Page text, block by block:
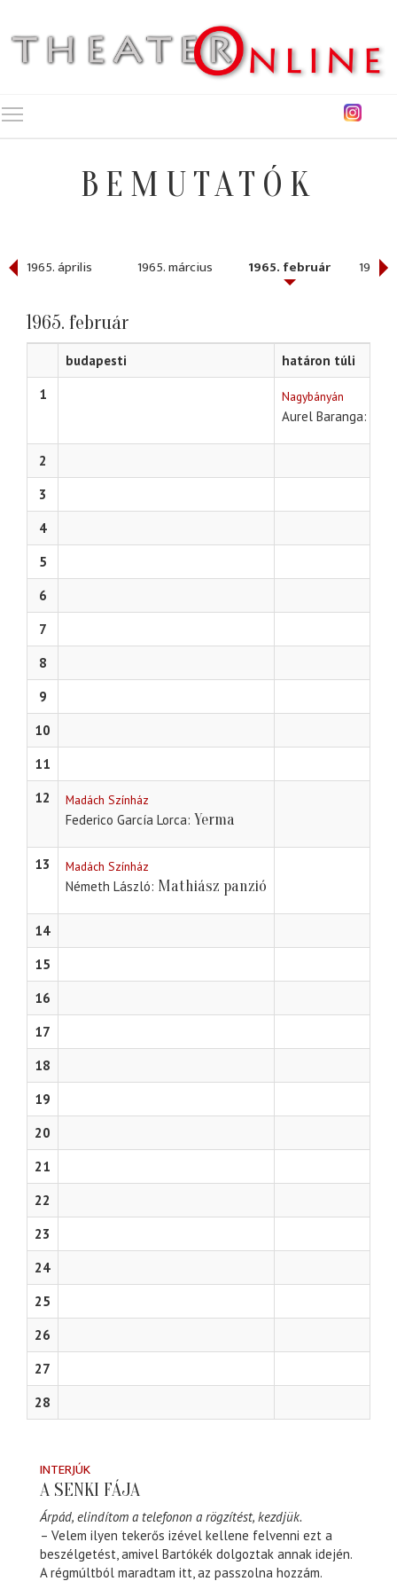
BEMUTATÓK
1965. április 1965. március 1965. február 1965.
1965. február
budapesti
határon túli
1
Nagybányán
Aurel Baranga
2
3
4
5
6
7
8
9
10
11
12
Madách Színház
Federico García Lorca Yerma
13 Madách Színház
Németh László Mathiász panzió
14
15
16
17
18
19
20
21
22
23
24
25
26
27
28
INTERJÚK
A SENKI FÁJA
Árpád, elindítom a telefonon a rögzítést, kezdjük.
– Velem ilyen tekerős izével kellene felvenni ezt a
beszélgetést, amivel Bartókék dolgoztak annak idején.
A régmúltból maradtam itt, az passzolna hozzám.